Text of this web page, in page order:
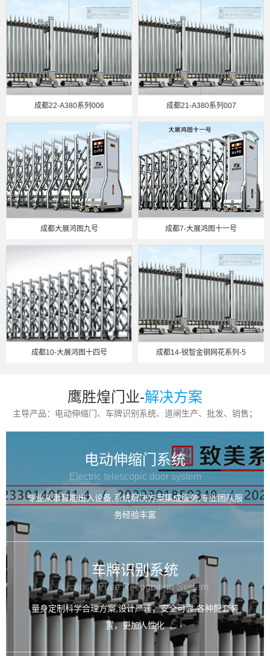
成都22-A380系列006 成都21-A380系列007
成都大展鸿图九号 成都7-大展鸿图十一号
成都10-大展鸿图十四号 成都14-锐智金钢网花系列-5
鹰胜煌门业-解决方案
主导产品：电动伸缩门、车牌识别系统、道闸生产、批发、销售；
电动伸缩门系统
Electric telescopic door system
专业从事智能出入设备,系统解决方案集成服务,专业团队服
务经验丰富
车牌识别系统
License Plate Recognition System
量身定制科学合理方案,设计严谨，安全可靠,各种配套装
置，更加人性化